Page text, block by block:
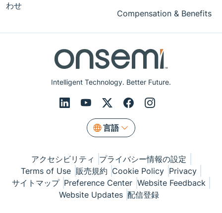
Intelligent Technology. Better Future.
言語
わせ
Compensation & Benefits
アクセシビリティ
プライバシー情報の設定
Terms of Use 販売規約 Cookie Policy Privacy
サイトマップ Preference Center Website Feedback
Website Updates 配信登録